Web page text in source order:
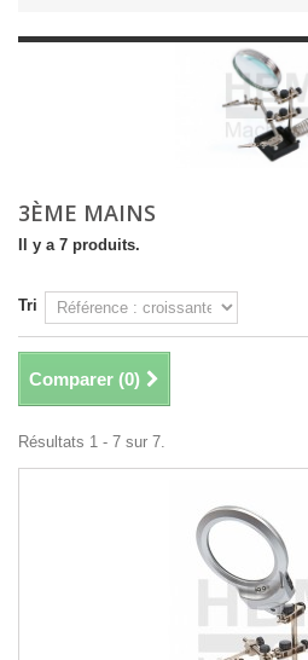
3ÈME MAINS
Il y a 7 produits.
Tri
Comparer (0)
Résultats 1 - 7 sur 7.